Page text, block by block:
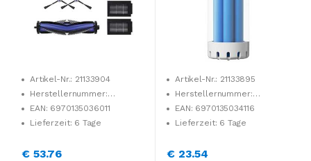
Artikel-Nr.: 21133904
Herstellernummer:
DKT060202
EAN: 6970135036011
Lieferzeit: 6 Tage
€ 53.76
Artikel-Nr.: 21133895
Herstellernummer:
DSC060002
EAN: 6970135034116
Lieferzeit: 6 Tage
€ 23.54